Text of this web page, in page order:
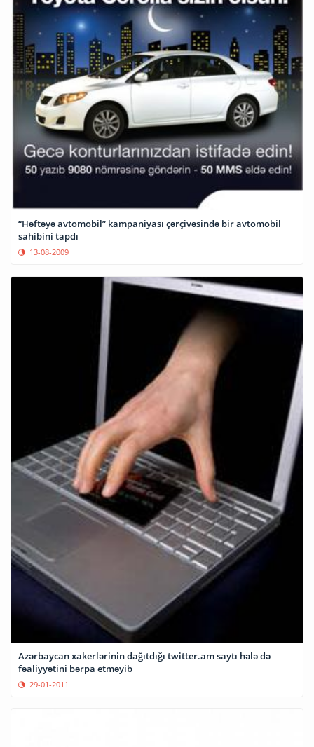
“Həftəyə avtomobil” kampaniyası çərçivəsində bir avtomobil
sahibini tapdı
13-08-2009
Azərbaycan xakerlərinin dağıtdığı twitter.am saytı hələ də
fəaliyyətini bərpa etməyib
29-01-2011